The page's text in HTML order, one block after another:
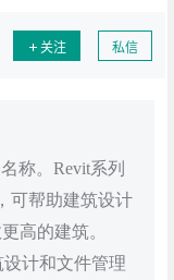
关注 私信
称。Revit系列
可帮助建筑设计
高的建筑。
计和文件管理